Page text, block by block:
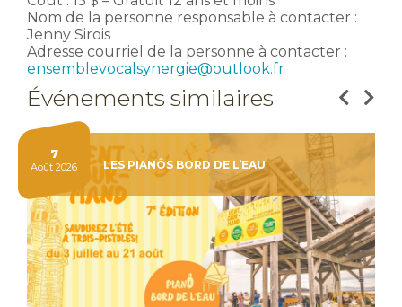
Nom de la personne responsable à contacter :
Jenny Sirois
Adresse courriel de la personne à contacter :
ensemblevocalsynergie@outlook.fr
Événements similaires
LES PIANÔS BORD DE L’EAU
7
Août 2026